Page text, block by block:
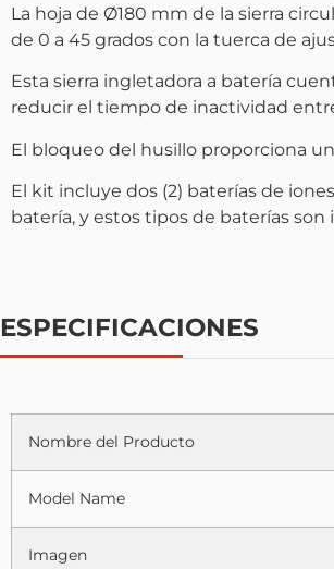
La hoja de Ø180 mm de la sierra
de 0 a 45 grados con la tuerca de
Esta sierra ingletadora a batería
reducir el tiempo de inactividad
El bloqueo del husillo proporciona
El kit incluye dos (2) baterías de
batería, y estos tipos de baterías son
ESPECIFICACIONES
Nombre del Producto
Model Name
Imagen